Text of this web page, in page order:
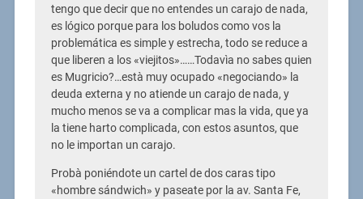
tengo que decir que no entendes un carajo de nada,
es lógico porque para los boludos como vos la
problemática es simple y estrecha, todo se reduce a
que liberen a los «viejitos»……Todavìa no sabes quien
es Mugricio?…està muy ocupado «negociando» la
deuda externa y no atiende un carajo de nada, y
mucho menos se va a complicar mas la vida, que ya
la tiene harto complicada, con estos asuntos, que
no le importan un carajo.
Probà poniéndote un cartel de dos caras tipo
«hombre sándwich» y paseate por la av. Santa Fe,